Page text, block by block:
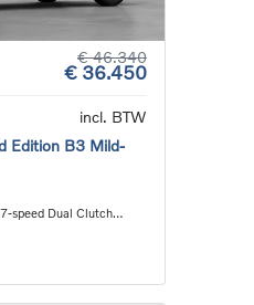
€ 46.340
€ 36.450
incl. BTW
Edition B3 Mild-
speed Dual Clutch